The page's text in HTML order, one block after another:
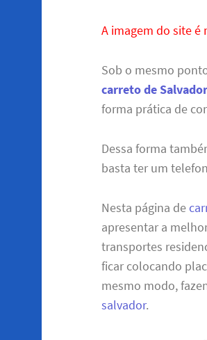
A imagem do site
Sob o mesmo
carreto de
forma prática de
Dessa forma
basta ter um
Nesta página de
apresentar a
transportes
ficar colocando
mesmo modo,
salvador.